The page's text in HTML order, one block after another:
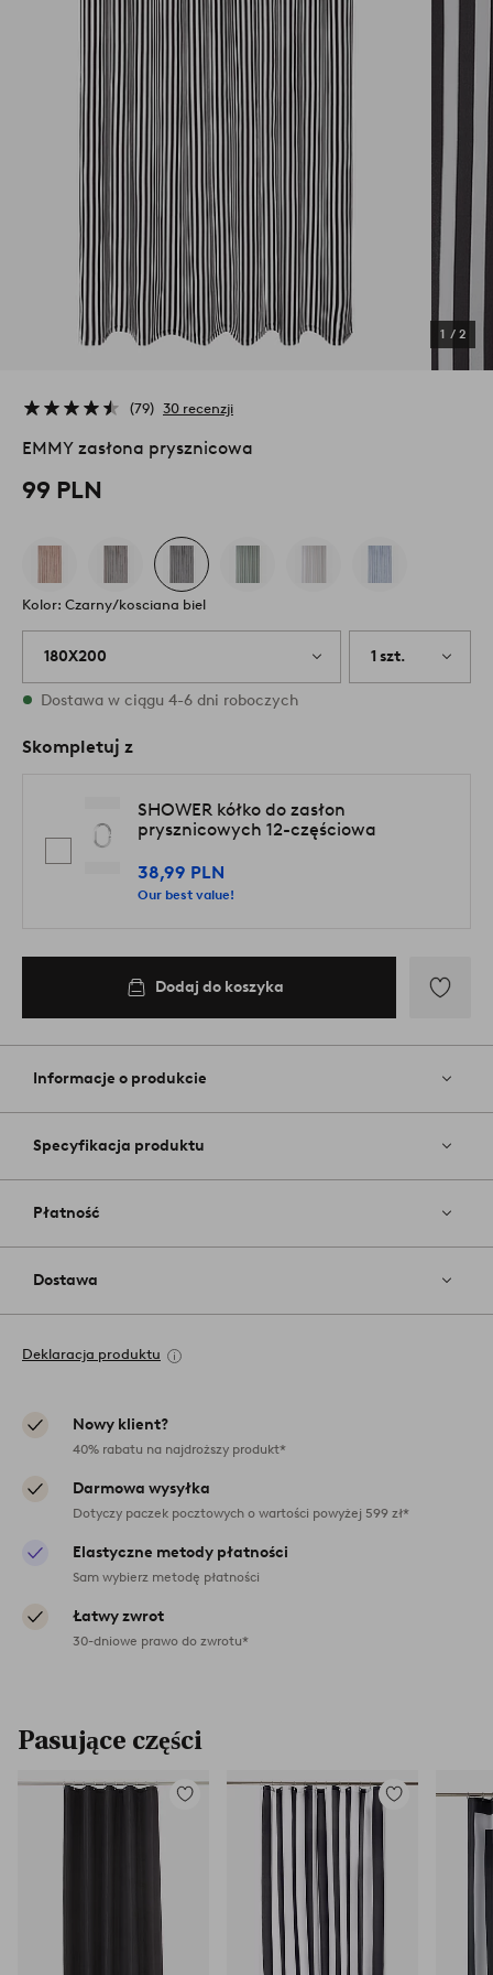
1 / 2
79 30 recenzji
EMMY zasłona prysznicowa
99 PLN
Kolor: Czarny/kosciana biel
180X200 1 szt.
W magazynie
Dostawa w ciągu 4-6 dni roboczych
Skompletuj z
SHOWER kółko do zasłon
prysznicowych 12-częściowa
38,99 PLN
Our best value!
Dodaj do koszyka
do
Informacje o produkcie
Specyfikacja produktu
Płatność
Dostawa
Deklaracja produktu
Nowy klient?
40% rabatu na najdroższy produkt*
Darmowa wysyłka
Dotyczy paczek pocztowych o wartości powyżej 599 zł*
Elastyczne metody płatności
Sam wybierz metodę płatności
Łatwy zwrot
30-dniowe prawo do zwrotu*
Pasujące części
Dodaj
Dodaj
do